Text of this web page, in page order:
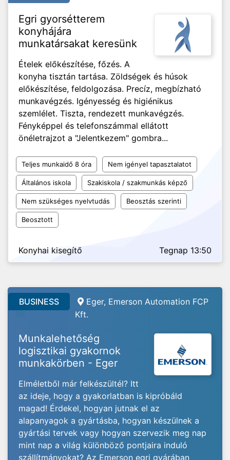
Egri gyorsétterem
konyhájára
munkatársakat keresünk
Ételek előkészítése, főzés. A
konyha tisztán tartása. Zöldségek és húsok
előkészítése, feldolgozása. Precíz, megbízható
munkavégzés. Igényesség és higiénikus
szemlélet. Tiszta, rendezett munkavégzés.
Fényképpel és telefonszámmal ellátott
önéletrajzot a "Jelentkezem" gombra...
Teljes munkaidő 8 óra Nem igényel tapasztalatot
Általános iskola Szakiskola / szakmunkás képző
Nem szükséges nyelvtudás Beosztás szerinti
Beosztott
Konyhai kisegítő Tegnap 13:50
BUSINESS
Eger, Emerson Automation FCP
Kft.
Munkalehetőség
logisztikai gyakornok
munkakörben - Eger
Elméletből már felkészültél? Itt
az ideje, hogy a gyakorlatban is kipróbáld
magad! Érdekel, hogyan jutnak el az
alapanyagok a gyártásba, hogyan készülnek a
gyártási tervek vagy hogyan szervezik meg nap
mint nap a világ különböző pontjaira induló
szállítmányokat? Az Emerson egri gyárában